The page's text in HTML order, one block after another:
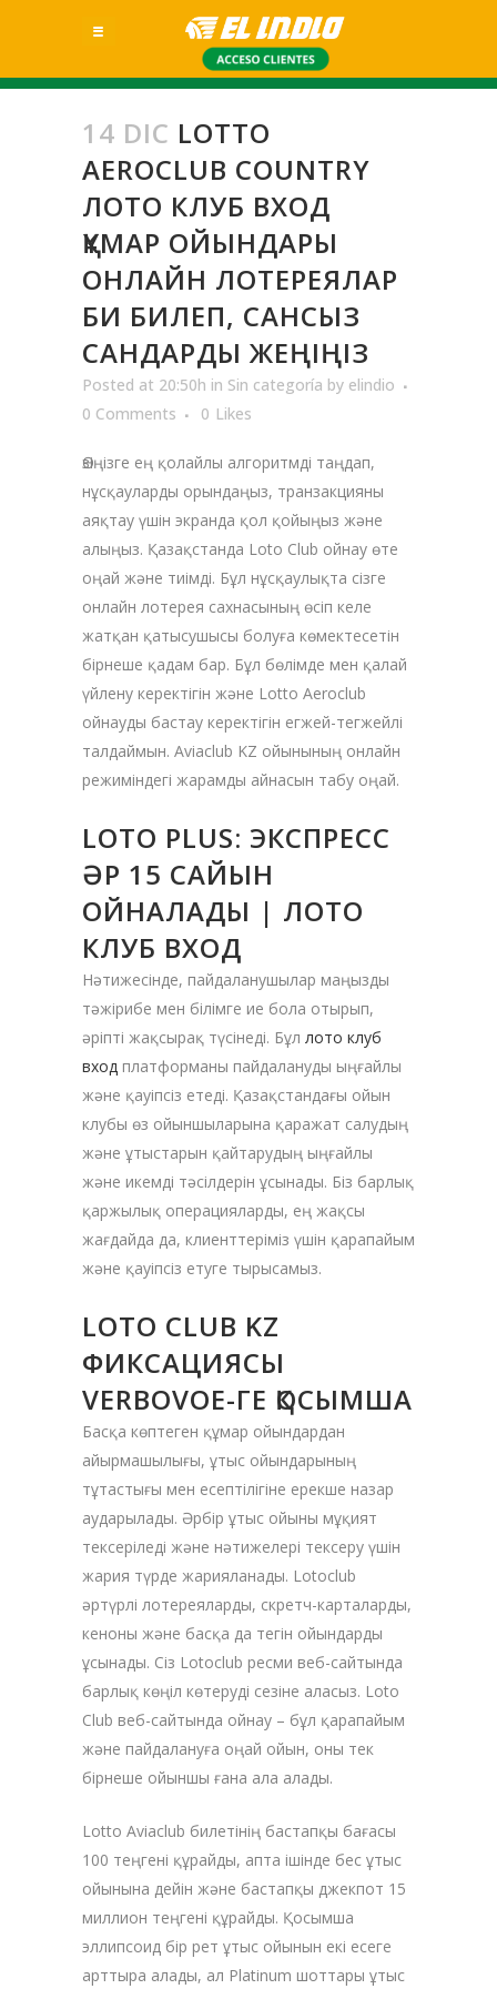
14 DIC LOTTO
AEROCLUB COUNTRY
ЛОТО КЛУБ ВХОД
ҚҰМАР ОЙЫНДАРЫ
ОНЛАЙН ЛОТЕРЕЯЛАР
БИ БИЛЕП, САНСЫЗ
САНДАРДЫ ЖЕҢІҢІЗ
Posted at 20:50h in Sin categoría by elindio
0 Comments
0 Likes
Өзіңізге ең қолайлы алгоритмді таңдап,
нұсқауларды орындаңыз, транзакцияны
аяқтау үшін экранда қол қойыңыз және
алыңыз. Қазақстанда Loto Club ойнау өте
оңай және тиімді. Бұл нұсқаулықта сізге
онлайн лотерея сахнасының өсіп келе
жатқан қатысушысы болуға көмектесетін
бірнеше қадам бар. Бұл бөлімде мен қалай
үйлену керектігін және Lotto Aeroclub
ойнауды бастау керектігін егжей-тегжейлі
талдаймын. Aviaclub KZ ойынының онлайн
режиміндегі жарамды айнасын табу оңай.
LOTO PLUS: ЭКСПРЕСС
ӘР 15 САЙЫН
ОЙНАЛАДЫ | ЛОТО
КЛУБ ВХОД
Нәтижесінде, пайдаланушылар маңызды
тәжірибе мен білімге ие бола отырып,
әріпті жақсырақ түсінеді. Бұл лото клуб
вход платформаны пайдалануды ыңғайлы
және қауіпсіз етеді. Қазақстандағы ойын
клубы өз ойыншыларына қаражат салудың
және ұтыстарын қайтарудың ыңғайлы
және икемді тәсілдерін ұсынады. Біз барлық
қаржылық операцияларды, ең жақсы
жағдайда да, клиенттеріміз үшін қарапайым
және қауіпсіз етуге тырысамыз.
LOTO CLUB KZ
ФИКСАЦИЯСЫ
VERBOVOE-ГЕ ҚОСЫМША
Басқа көптеген құмар ойындардан
айырмашылығы, ұтыс ойындарының
тұтастығы мен есептілігіне ерекше назар
аударылады. Әрбір ұтыс ойыны мұқият
тексеріледі және нәтижелері тексеру үшін
жария түрде жарияланады. Lotoclub
әртүрлі лотереяларды, скретч-карталарды,
кеноны және басқа да тегін ойындарды
ұсынады. Сіз Lotoclub ресми веб-сайтында
барлық көңіл көтеруді сезіне аласыз. Loto
Club веб-сайтында ойнау – бұл қарапайым
және пайдалануға оңай ойын, оны тек
бірнеше ойыншы ғана ала алады.
Lotto Aviaclub билетінің бастапқы бағасы
100 теңгені құрайды, апта ішінде бес ұтыс
ойынына дейін және бастапқы джекпот 15
миллион теңгені құрайды. Қосымша
эллипсоид бір рет ұтыс ойынын екі есеге
арттыра алады, ал Platinum шоттары ұтыс